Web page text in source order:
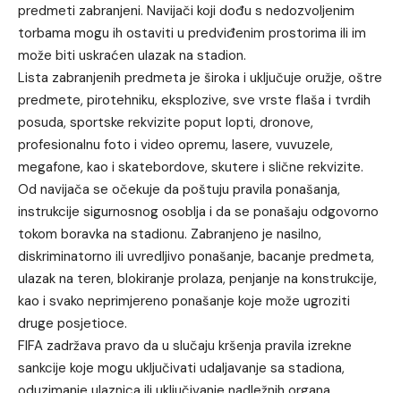
predmeti zabranjeni. Navijači koji dođu s nedozvoljenim
torbama mogu ih ostaviti u predviđenim prostorima ili im
može biti uskraćen ulazak na stadion.
Lista zabranjenih predmeta je široka i uključuje oružje, oštre
predmete, pirotehniku, eksplozive, sve vrste flaša i tvrdih
posuda, sportske rekvizite poput lopti, dronove,
profesionalnu foto i video opremu, lasere, vuvuzele,
megafone, kao i skatebordove, skutere i slične rekvizite.
Od navijača se očekuje da poštuju pravila ponašanja,
instrukcije sigurnosnog osoblja i da se ponašaju odgovorno
tokom boravka na stadionu. Zabranjeno je nasilno,
diskriminatorno ili uvredljivo ponašanje, bacanje predmeta,
ulazak na teren, blokiranje prolaza, penjanje na konstrukcije,
kao i svako neprimjereno ponašanje koje može ugroziti
druge posjetioce.
FIFA zadržava pravo da u slučaju kršenja pravila izrekne
sankcije koje mogu uključivati udaljavanje sa stadiona,